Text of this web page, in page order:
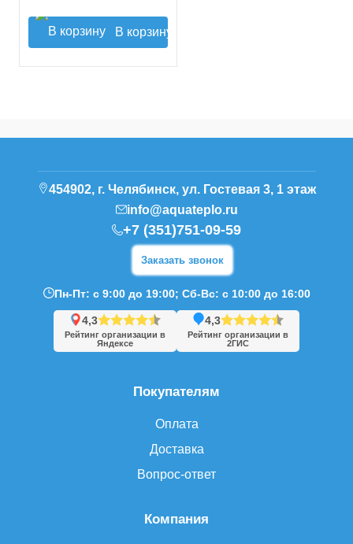
В корзину
Компания
Покупателям
Оплата
Доставка
Вопрос-ответ
454902, г. Челябинск, ул. Гостевая 3, 1 этаж
info@aquateplo.ru
+7 (351)751-09-59
Заказать звонок
Пн-Пт: с 9:00 до 19:00; Сб-Вс: с 10:00 до 16:00
4,3
Рейтинг организации в
Яндексе
4,3
Рейтинг организации в
2ГИС